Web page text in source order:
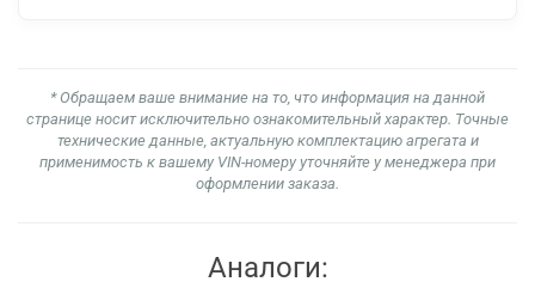
* Обращаем ваше внимание на то, что информация на данной
странице носит исключительно ознакомительный характер. Точные
технические данные, актуальную комплектацию агрегата и
применимость к вашему VIN-номеру уточняйте у менеджера при
оформлении заказа.
Аналоги: